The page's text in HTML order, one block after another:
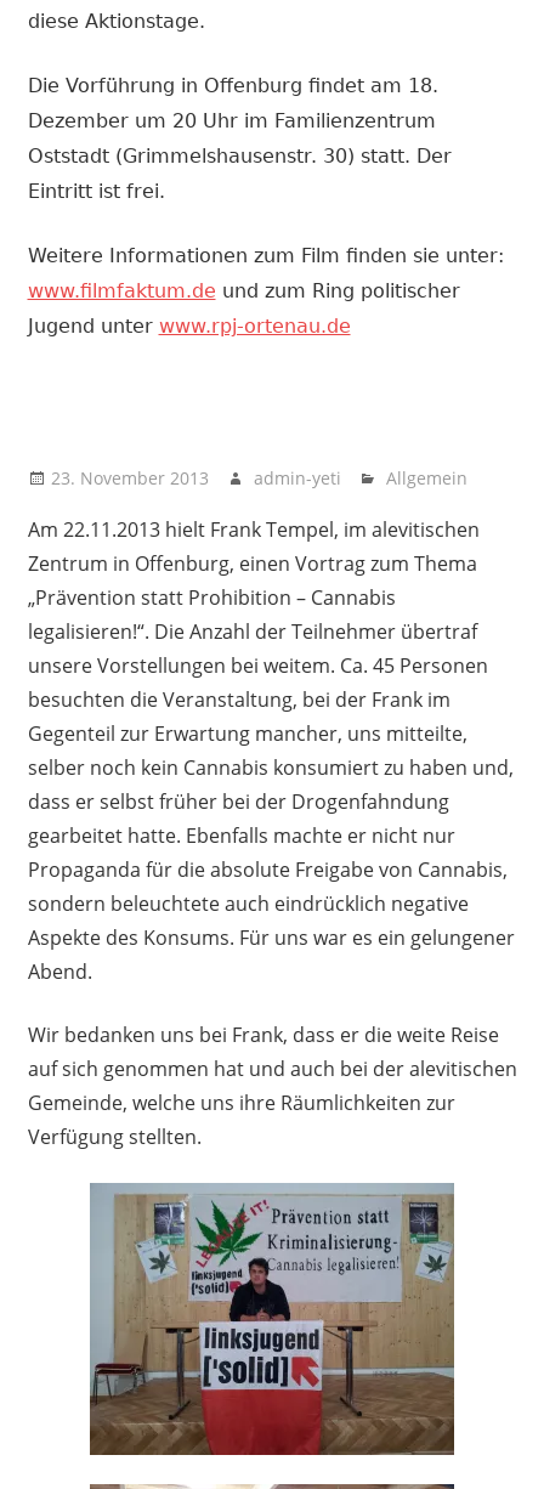
diese Aktionstage.
Die Vorführung in Offenburg findet am 18.
Dezember um 20 Uhr im Familienzentrum
Oststadt (Grimmelshausenstr. 30) statt. Der
Eintritt ist frei.
Weitere Informationen zum Film finden sie unter:
www.filmfaktum.de und zum Ring politischer
Jugend unter www.rpj-ortenau.de
23. November 2013 admin-yeti Allgemein
Am 22.11.2013 hielt Frank Tempel, im alevitischen
Zentrum in Offenburg, einen Vortrag zum Thema
„Prävention statt Prohibition – Cannabis
legalisieren!“. Die Anzahl der Teilnehmer übertraf
unsere Vorstellungen bei weitem. Ca. 45 Personen
besuchten die Veranstaltung, bei der Frank im
Gegenteil zur Erwartung mancher, uns mitteilte,
selber noch kein Cannabis konsumiert zu haben und,
dass er selbst früher bei der Drogenfahndung
gearbeitet hatte. Ebenfalls machte er nicht nur
Propaganda für die absolute Freigabe von Cannabis,
sondern beleuchtete auch eindrücklich negative
Aspekte des Konsums. Für uns war es ein gelungener
Abend.
Wir bedanken uns bei Frank, dass er die weite Reise
auf sich genommen hat und auch bei der alevitischen
Gemeinde, welche uns ihre Räumlichkeiten zur
Verfügung stellten.